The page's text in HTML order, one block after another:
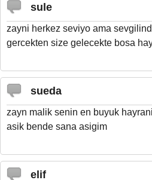
sule
zayni herkez seviyo ama
gercekten size gelecekte bosa
sueda
zayn malik senin en buyuk
asik bende sana asigim
elif